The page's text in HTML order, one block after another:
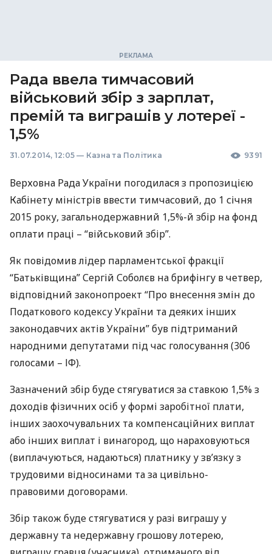
Рада ввела тимчасовий
військовий збір з зарплат,
премій та виграшів у лотереї -
1,5%
31.07.2014, 12:05 — Казна та Політика 9391
Верховна Рада України погодилася з пропозицією
Кабінету міністрів ввести тимчасовий, до 1 січня
2015 року, загальнодержавний 1,5%-й збір на фонд
оплати праці – “військовий збір”.
Як повідомив лідер парламентської фракції
“Батьківщина” Сергій Соболєв на брифінгу в четвер,
відповідний законопроект “Про внесення змін до
Податкового кодексу України та деяких інших
законодавчих актів України” був підтриманий
народними депутатами під час голосування (306
голосами – ІФ).
Зазначений збір буде стягуватися за ставкою 1,5% з
доходів фізичних осіб у формі заробітної плати,
інших заохочувальних та компенсаційних виплат
або інших виплат і винагород, що нараховуються
(виплачуються, надаються) платнику у зв’язку з
трудовими відносинами та за цивільно-
правовими договорами.
Збір також буде стягуватися у разі виграшу у
державну та недержавну грошову лотерею,